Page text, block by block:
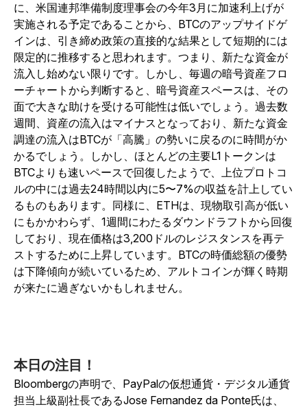
に、米国連邦準備制度理事会の今年3月に加速利上げが
実施される予定であることから、BTCのアップサイドゲ
インは、引き締め政策の直接的な結果として短期的には
限定的に推移すると思われます。つまり、新たな資金が
流入し始めない限りです。しかし、毎週の暗号資産フロ
ーチャートから判断すると、暗号資産スペースは、その
面で大きな助けを受ける可能性は低いでしょう。過去数
週間、資産の流入はマイナスとなっており、新たな資金
調達の流入はBTCが「高騰」の勢いに戻るのに時間がか
かるでしょう。しかし、ほとんどの主要L1トークンは
BTCよりも速いペースで回復したようで、上位プロトコ
ルの中には過去24時間以内に5〜7%の収益を計上してい
るものもあります。同様に、ETHは、現物取引高が低い
にもかかわらず、1週間にわたるダウンドラフトから回復
しており、現在価格は3,200ドルのレジスタンスを再テ
ストするために上昇しています。BTCの時価総額の優勢
は下降傾向が続いているため、アルトコインが輝く時期
が来たに過ぎないかもしれません。
本日の注目！
Bloombergの声明で、PayPalの仮想通貨・デジタル通貨
担当上級副社長であるJose Fernandez da Ponte氏は、